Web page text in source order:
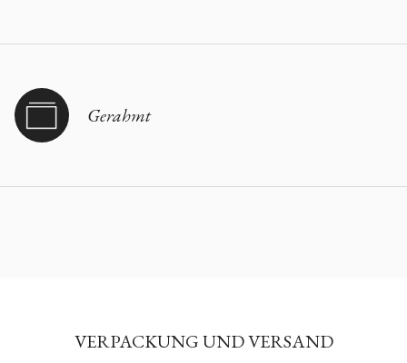
Gerahmt
VERPACKUNG UND VERSAND